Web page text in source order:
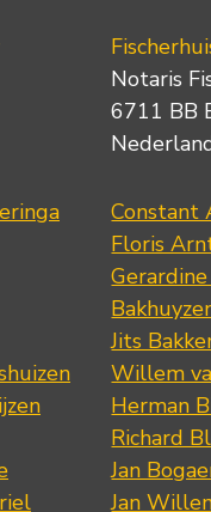
Notaris
6711 BB
Constant
Floris
Jits
Willem
Herman
Richard
Jan
Jan